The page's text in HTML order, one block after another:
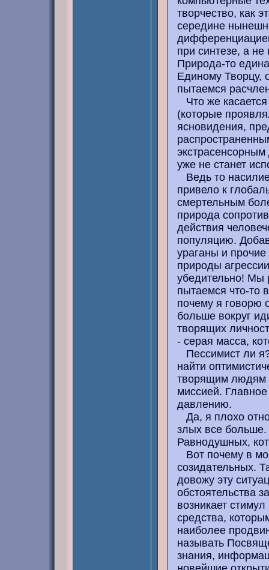
творчество, как
середине
при синтезе, а
Природа-то
Единому Творцу,
пытаемся
Что же касается
(которые
ясновидения,
уже не станет
Ведь то
привело к
смертельным
природа
действия
популяцию.
ураганы и
природы
убедительно! Мы
пытаемся что-то
почему я говорю
больше вокруг
творящих
- серая масса,
Пессимист ли
найти
творящим людям
миссией.
давлению.
Да, я плохо
злых все
Равнодушных,
Вот почему в
созидательных.
довожу эту
обстоятельства
возникает
средства,
наиболее
называть
знания,